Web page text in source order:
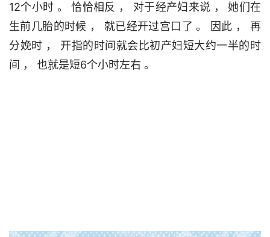
12个小时 。 恰恰相反 ， 对于经产妇来说 ， 她们在
生前几胎的时候 ， 就已经开过宫口了 。 因此 ， 再
分娩时 ， 开指的时间就会比初产妇短大约一半的时
间 ， 也就是短6个小时左右 。